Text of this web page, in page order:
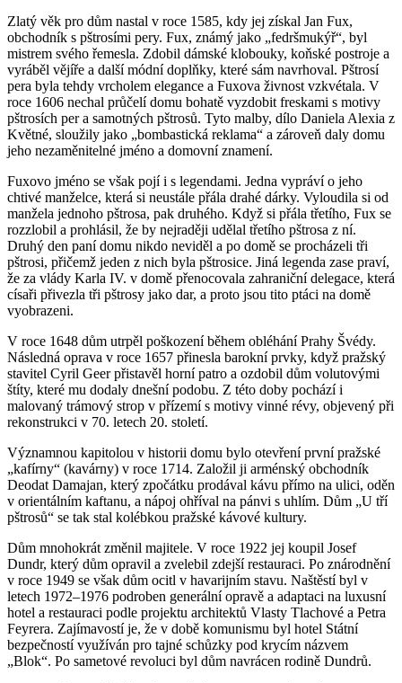
Zlatý věk pro dům nastal v roce 1585, kdy jej získal Jan Fux,
obchodník s pštrosími pery. Fux, známý jako „fedršmukýř“, byl
mistrem svého řemesla. Zdobil dámské klobouky, koňské postroje a
vyráběl vějíře a další módní doplňky, které sám navrhoval. Pštrosí
pera byla tehdy vrcholem elegance a Fuxova živnost vzkvétala. V
roce 1606 nechal průčelí domu bohatě vyzdobit freskami s motivy
pštrosích per a samotných pštrosů. Tyto malby, dílo Daniela Alexia z
Květné, sloužily jako „bombastická reklama“ a zároveň daly domu
jeho nezaměnitelné jméno a domovní znamení.
Fuxovo jméno se však pojí i s legendami. Jedna vypráví o jeho
chtivé manželce, která si neustále přála drahé dárky. Vyloudila si od
manžela jednoho pštrosa, pak druhého. Když si přála třetího, Fux se
rozzlobil a prohlásil, že by nejraději udělal třetího pštrosa z ní.
Druhý den paní domu nikdo neviděl a po domě se procházeli tři
pštrosi, přičemž jeden z nich byla pštrosice. Jiná legenda zase praví,
že za vlády Karla IV. v domě přenocovala zahraniční delegace, která
císaři přivezla tři pštrosy jako dar, a proto jsou tito ptáci na domě
vyobrazeni.
V roce 1648 dům utrpěl poškození během obléhání Prahy Švédy.
Následná oprava v roce 1657 přinesla barokní prvky, když pražský
stavitel Cyril Geer přistavěl horní patro a ozdobil dům volutovými
štíty, které mu dodaly dnešní podobu. Z této doby pochází i
malovaný trámový strop v přízemí s motivy vinné révy, objevený při
rekonstrukci v 70. letech 20. století.
Významnou kapitolou v historii domu bylo otevření první pražské
„kafírny“ (kavárny) v roce 1714. Založil ji arménský obchodník
Deodat Damajan, který zpočátku prodával kávu přímo na ulici, oděn
v orientálním kaftanu, a nápoj ohříval na pánvi s uhlím. Dům „U tří
pštrosů“ se tak stal kolébkou pražské kávové kultury.
Dům mnohokrát změnil majitele. V roce 1922 jej koupil Josef
Dundr, který dům opravil a zvelebil zdejší restauraci. Po znárodnění
v roce 1949 se však dům ocitl v havarijním stavu. Naštěstí byl v
letech 1972–1976 podroben generální opravě a adaptaci na luxusní
hotel a restauraci podle projektu architektů Vlasty Tlachové a Petra
Feyrera. Zajímavostí je, že v době komunismu byl hotel Státní
bezpečností využíván pro tajné schůzky pod krycím názvem
„Blok“. Po sametové revoluci byl dům navrácen rodině Dundrů.